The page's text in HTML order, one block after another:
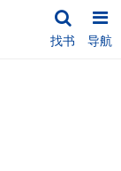
找书 导航